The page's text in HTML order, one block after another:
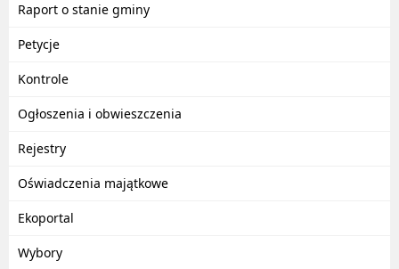
Raport o stanie gminy
Petycje
Kontrole
Ogłoszenia i obwieszczenia
Rejestry
Oświadczenia majątkowe
Ekoportal
Wybory